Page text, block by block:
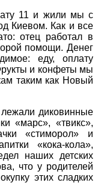
11 и жили мы с
Киевом. Как и все
отец работал в
помощи. Денег
еду, оплату
и конфеты мы
таким как Новый
лежали диковинные
«марс», «твикс»,
«стиморол» и
«кока-кола»,
наших детских
что у родителей
этих сладких